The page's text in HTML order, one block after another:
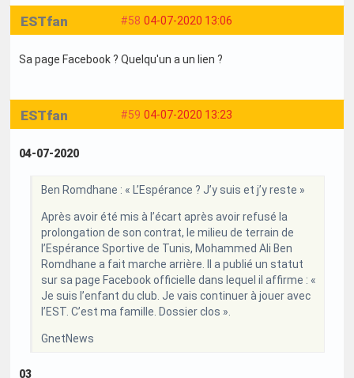
#58 04-07-2020 13:06
ESTfan
Sa page Facebook ? Quelqu'un a un lien ?
#59 04-07-2020 13:23
ESTfan
04-07-2020
Ben Romdhane : « L’Espérance ? J’y suis et j’y reste »
Après avoir été mis à l’écart après avoir refusé la
prolongation de son contrat, le milieu de terrain de
l’Espérance Sportive de Tunis, Mohammed Ali Ben
Romdhane a fait marche arrière. Il a publié un statut
sur sa page Facebook officielle dans lequel il affirme : «
Je suis l’enfant du club. Je vais continuer à jouer avec
l’EST. C’est ma famille. Dossier clos ».
GnetNews
03